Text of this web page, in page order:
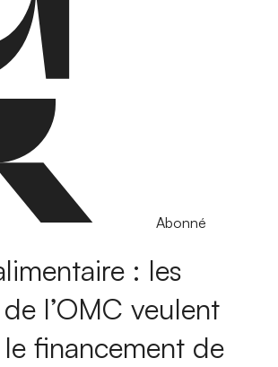
Abonné
: les
l’OMC veulent
financement de